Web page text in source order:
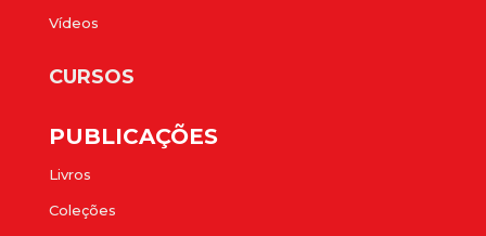
Vídeos
CURSOS
PUBLICAÇÕES
Livros
Coleções